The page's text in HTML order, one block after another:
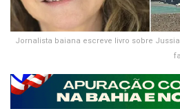
Jornalista baiana escreve livro sobre